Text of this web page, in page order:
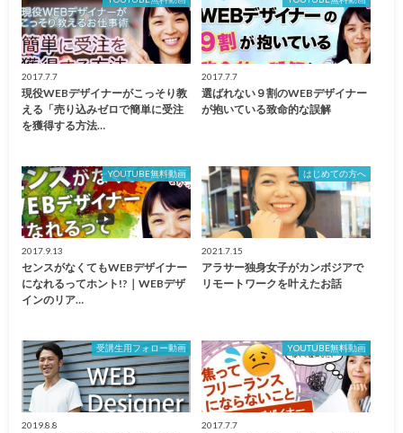
2017.7.7
現役WEBデザイナーがこっそり教
える「売り込みゼロで簡単に受注
を獲得する方法…
2017.7.7
選ばれない９割のWEBデザイナー
が抱いている致命的な誤解
YOUTUBE無料動画
2017.9.13
センスがなくてもWEBデザイナー
になれるってホント!?｜WEBデザ
インのリア…
はじめての方へ
2021.7.15
アラサー独身女子がカンボジアで
リモートワークを叶えたお話
受講生用フォロー動画
2019.8.8
YOUTUBE無料動画
2017.7.7